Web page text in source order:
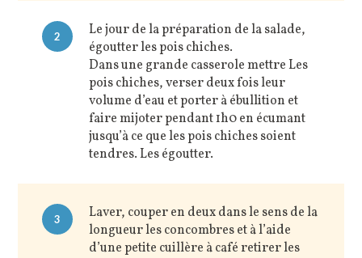
2
Le jour de la préparation de la salade,
égoutter les pois chiches.
Dans une grande casserole mettre Les
pois chiches, verser deux fois leur
volume d’eau et porter à ébullition et
faire mijoter pendant 1h0 en écumant
jusqu’à ce que les pois chiches soient
tendres. Les égoutter.
3
Laver, couper en deux dans le sens de la
longueur les concombres et à l’aide
d’une petite cuillère à café retirer les